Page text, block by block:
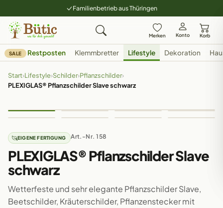
Familienbetrieb aus Thüringen
Merken Konto Korb
SALE Restposten Klemmbretter Lifestyle Dekoration
Start›Lifestyle›Schilder›Pflanzschilder›
PLEXIGLAS® Pflanzschilder Slave schwarz
EIGENE FERTIGUNG Art.-Nr. 158
PLEXIGLAS® Pflanzschilder Slave
schwarz
Wetterfeste und sehr elegante Pflanzschilder Slave,
Beetschilder, Kräuterschilder, Pflanzenstecker mit